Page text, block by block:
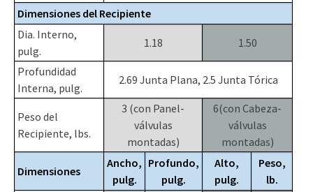
Dimensiones del Recipiente
Dia. Interno,
pulg.
1.18 1.50
Profundidad
Interna, pulg.
2.69 Junta Plana, 2.5 Junta Tórica
Peso del
Recipiente, lbs.
3 (con Panel-
válvulas
montadas)
6(con Cabeza-
válvulas
montadas)
Dimensiones
Ancho,
pulg.
Profundo,
pulg.
Alto,
pulg.
Peso,
lb.